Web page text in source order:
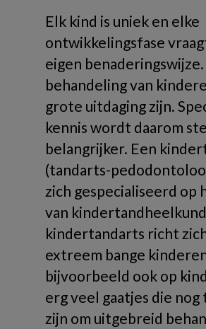
Elk kind is uniek en elke
ontwikkelingsfase
eigen
behandeling van
grote uitdaging zijn.
kennis wordt daarom
belangrijker. Een
(tandarts-
zich gespecialiseerd op
van
kindertandarts richt
extreem bange
bijvoorbeeld ook op
erg veel gaatjes die nog
zijn om uitgebreid